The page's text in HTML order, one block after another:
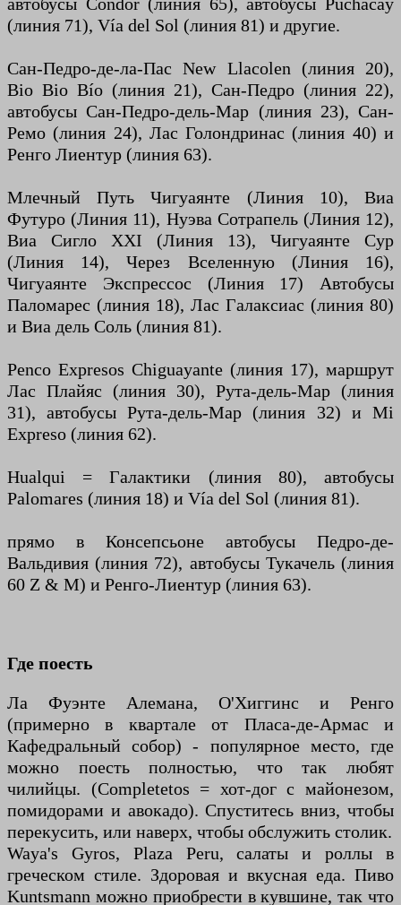
(линия 71), Vía del Sol (линия 81) и другие.
Сан-Педро-де-ла-Пас New Llacolen (линия 20),
Bio Bio Bío (линия 21), Сан-Педро (линия 22),
автобусы Сан-Педро-дель-Мар (линия 23), Сан-
Ремо (линия 24), Лас Голондринас (линия 40) и
Ренго Лиентур (линия 63).
Млечный Путь Чигуаянте (Линия 10), Виа
Футуро (Линия 11), Нуэва Сотрапель (Линия 12),
Виа Сигло XXI (Линия 13), Чигуаянте Сур
(Линия 14), Через Вселенную (Линия 16),
Чигуаянте Экспрессос (Линия 17) Автобусы
Паломарес (линия 18), Лас Галаксиас (линия 80)
и Виа дель Соль (линия 81).
Penco Expresos Chiguayante (линия 17), маршрут
Лас Плайяс (линия 30), Рута-дель-Мар (линия
31), автобусы Рута-дель-Мар (линия 32) и Mi
Expreso (линия 62).
Hualqui = Галактики (линия 80), автобусы
Palomares (линия 18) и Vía del Sol (линия 81).
прямо в Консепсьоне автобусы Педро-де-
Вальдивия (линия 72), автобусы Тукачель (линия
60 Z & M) и Ренго-Лиентур (линия 63).
Где поесть
Ла Фуэнте Алемана, О'Хиггинс и Ренго
(примерно в квартале от Пласа-де-Армас и
Кафедральный собор) - популярное место, где
можно поесть полностью, что так любят
чилийцы. (Completetos = хот-дог с майонезом,
помидорами и авокадо). Спуститесь вниз, чтобы
перекусить, или наверх, чтобы обслужить столик.
Waya's Gyros, Plaza Peru, салаты и роллы в
греческом стиле. Здоровая и вкусная еда. Пиво
Kuntsmann можно приобрести в кувшине, так что